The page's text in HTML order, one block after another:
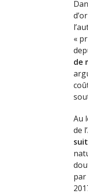
«
de
Au
de
par